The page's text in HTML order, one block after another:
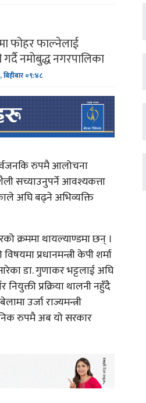
फोहर फाल्नेलाई
गर्दै नमोबुद्ध नगरपालिका
०९:४८
रुपमै आलोचना
सच्याउनुपर्ने आवश्यकत्ता
अघि बढ्ने अभिव्यक्ति
क्रममा थायल्याण्डमा छन् ।
प्रधानमन्त्री केपी शर्मा
डा. गुणाकर भट्टलाई अघि
प्रक्रिया थालनी नहुँदै
उर्जा राज्यमन्त्री
रुपमै अब यो सरकार